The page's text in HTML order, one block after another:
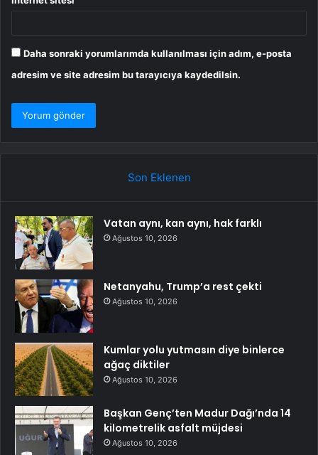
Daha sonraki yorumlarımda kullanılması için adım, e-posta
adresim ve site adresim bu tarayıcıya kaydedilsin.
Son Eklenen
Vatan aynı, kan aynı, hak farklı
Ağustos 10, 2026
Netanyahu, Trump’a rest çekti
Ağustos 10, 2026
Kumlar yolu yutmasın diye binlerce
ağaç diktiler
Ağustos 10, 2026
Başkan Genç’ten Madur Dağı’nda 14
kilometrelik asfalt müjdesi
Ağustos 10, 2026